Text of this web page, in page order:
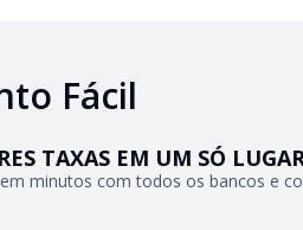
Fácil
TAXAS EM UM SÓ
minutos com todos os bancos e